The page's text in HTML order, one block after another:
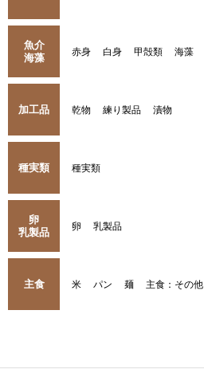
魚介
海藻
赤身 白身 甲殻類 海藻
加工品 乾物 練り製品 漬物
種実類 種実類
卵
乳製品
卵 乳製品
主食 米 パン 麺 主食：その他